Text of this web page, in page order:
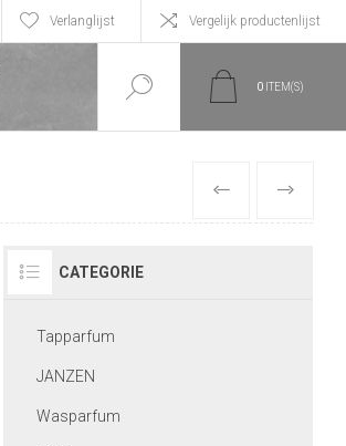
Verlanglijst Vergelijk productenlijst
0 ITEM(S)
VORIGE
CATEGORIE
Tapparfum
JANZEN
Wasparfum